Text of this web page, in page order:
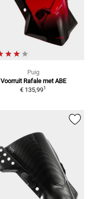
Puig
Voorruit Rafale met ABE
€ 135,991